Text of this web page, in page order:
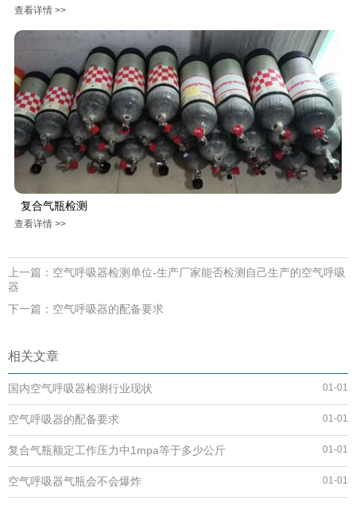
查看详情 >>
复合气瓶检测
查看详情 >>
上一篇： 空气呼吸器检测单位-生产厂家能否检测自己生产的空气呼吸
器
下一篇： 空气呼吸器的配备要求
相关文章
国内空气呼吸器检测行业现状 01-01
空气呼吸器的配备要求 01-01
复合气瓶额定工作压力中1mpa等于多少公斤 01-01
空气呼吸器气瓶会不会爆炸 01-01